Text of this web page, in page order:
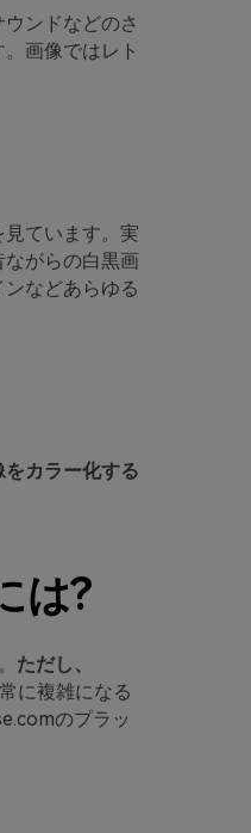
ンドなどのさ
画像ではレト
ています。実
がらの白黒画
などあらゆる
をカラー化する
は?
ただし、
に複雑になる
のプラッ